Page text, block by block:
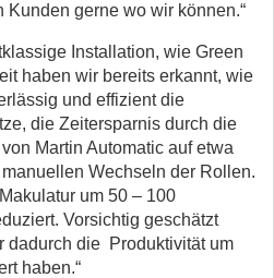
Kunden gerne wo wir können.“
Installation, wie Green
haben wir bereits erkannt, wie
und effizient die
die Zeitersparnis durch die
Martin Automatic auf etwa
Wechseln der Rollen.
um 50 – 100
Vorsichtig geschätzt
dadurch die Produktivität um
haben.“